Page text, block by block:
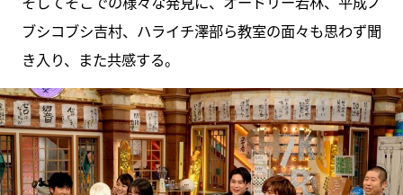
ブシコブシ吉村、ハライチ澤部ら教室の面々も思わず聞
き入り、また共感する。